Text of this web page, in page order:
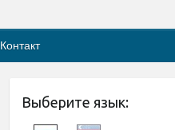
Контакт
Выберите язык: